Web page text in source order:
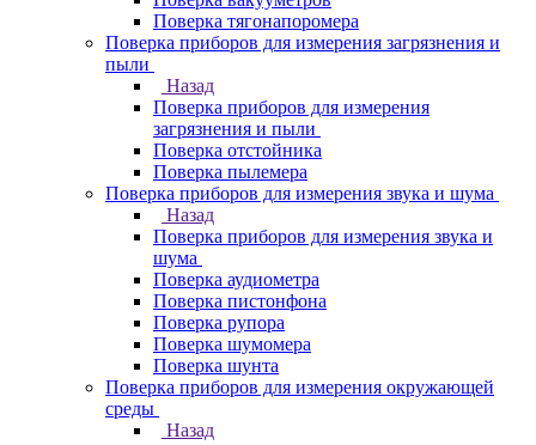
Поверка тягонапоромера
Поверка приборов для измерения загрязнения и
пыли
Назад
Поверка приборов для измерения
загрязнения и пыли
Поверка отстойника
Поверка пылемера
Поверка приборов для измерения звука и шума
Назад
Поверка приборов для измерения звука и
шума
Поверка аудиометра
Поверка пистонфона
Поверка рупора
Поверка шумомера
Поверка шунта
Поверка приборов для измерения окружающей
среды
Назад